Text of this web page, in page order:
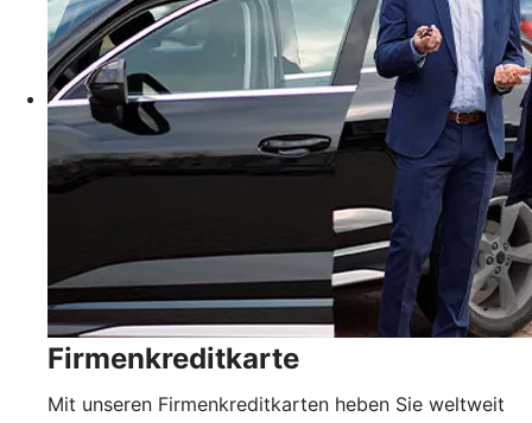
Firmenkreditkarte
Mit unseren Firmenkreditkarten heben Sie weltweit